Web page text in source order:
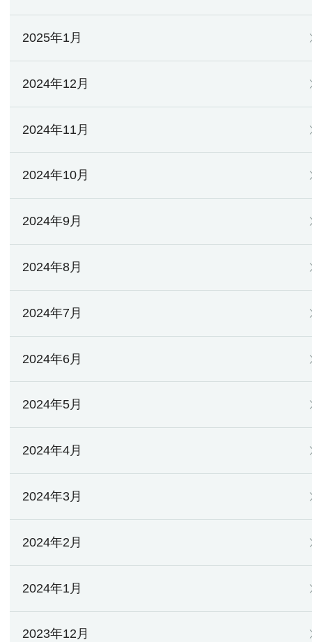
2025年1月
2024年12月
2024年11月
2024年10月
2024年9月
2024年8月
2024年7月
2024年6月
2024年5月
2024年4月
2024年3月
2024年2月
2024年1月
2023年12月